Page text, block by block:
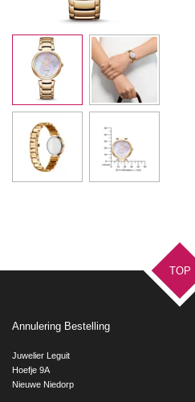
TOP
Annulering Bestelling
Juwelier Leguit
Hoefje 9A
Nieuwe Niedorp